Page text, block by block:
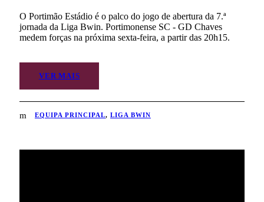
O Portimão Estádio é o palco do jogo de abertura da 7.ª
jornada da Liga Bwin. Portimonense SC - GD Chaves
medem forças na próxima sexta-feira, a partir das 20h15.
VER MAIS
EQUIPA PRINCIPAL, LIGA BWIN